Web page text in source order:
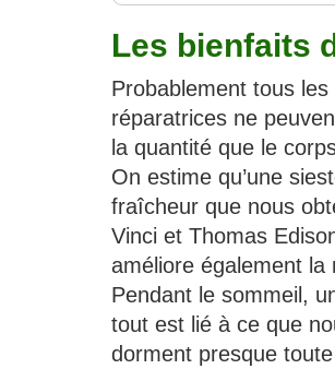
Les bienfaits
Probablement tous
réparatrices ne
la quantité que le
On estime qu’une
fraîcheur que nous
Vinci et Thomas
améliore également la
Pendant le sommeil,
tout est lié à ce que
dorment presque